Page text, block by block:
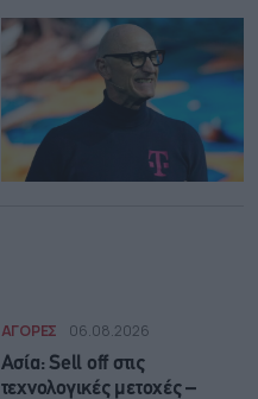
ΑΓΟΡΕΣ 06.08.2026
Ασία: Sell off στις
τεχνολογικές μετοχές –